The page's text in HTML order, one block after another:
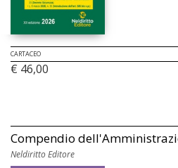
CARTACEO
€ 46,00
Compendio
Neldiritto Editore